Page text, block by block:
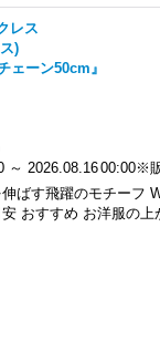
レス
)
ェーン50cm』
～ 2026.08.1600:00※
ばす飛躍のモチーフ
おすすめ お洋服の上